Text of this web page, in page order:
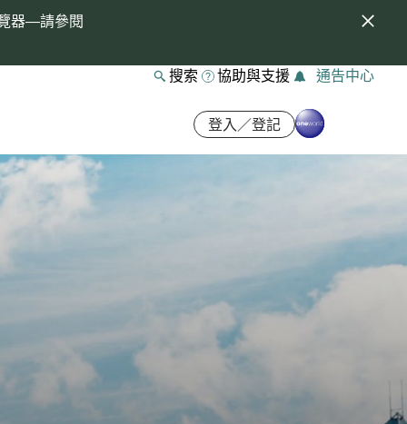
器—請參閱
搜索 協助與支援 通告中心
登入／登記